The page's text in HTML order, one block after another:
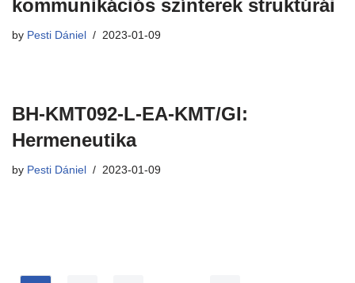
kommunikációs színterek struktúrái
by Pesti Dániel 2023-01-09
BH-KMT092-L-EA-KMT/GI:
Hermeneutika
by Pesti Dániel 2023-01-09